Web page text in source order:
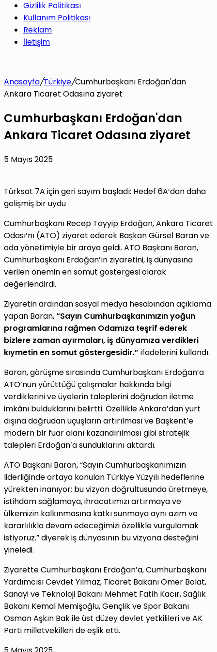
Gizlilik Politikası
Kullanım Politikası
Reklam
İletişim
Anasayfa/Türkiye/Cumhurbaşkanı Erdoğan'dan
Ankara Ticaret Odasına ziyaret
Cumhurbaşkanı Erdoğan'dan
Ankara Ticaret Odasına ziyaret
5 Mayıs 2025
Türksat 7A için geri sayım başladı: Hedef 6A’dan daha
gelişmiş bir uydu
Cumhurbaşkanı Recep Tayyip Erdoğan, Ankara Ticaret
Odası’nı (ATO) ziyaret ederek Başkan Gürsel Baran ve
oda yönetimiyle bir araya geldi. ATO Başkanı Baran,
Cumhurbaşkanı Erdoğan’ın ziyaretini, iş dünyasına
verilen önemin en somut göstergesi olarak
değerlendirdi.
Ziyaretin ardından sosyal medya hesabından açıklama
yapan Baran,“Sayın Cumhurbaşkanımızın yoğun
programlarına rağmen Odamıza teşrif ederek
bizlere zaman ayırmaları, iş dünyamıza verdikleri
kıymetin en somut göstergesidir.” ifadelerini kullandı.
Baran, görüşme sırasında Cumhurbaşkanı Erdoğan’a
ATO’nun yürüttüğü çalışmalar hakkında bilgi
verdiklerini ve üyelerin taleplerini doğrudan iletme
imkânı bulduklarını belirtti. Özellikle Ankara’dan yurt
dışına doğrudan uçuşların artırılması ve Başkent’e
modern bir fuar alanı kazandırılması gibi stratejik
talepleri Erdoğan’a sunduklarını aktardı.
ATO Başkanı Baran, “Sayın Cumhurbaşkanımızın
liderliğinde ortaya konulan Türkiye Yüzyılı hedeflerine
yürekten inanıyor; bu vizyon doğrultusunda üretmeye,
istihdam sağlamaya, ihracatımızı artırmaya ve
ülkemizin kalkınmasına katkı sunmaya aynı azim ve
kararlılıkla devam edeceğimizi özellikle vurgulamak
istiyoruz.” diyerek iş dünyasının bu vizyona desteğini
yineledi.
Ziyarette Cumhurbaşkanı Erdoğan’a, Cumhurbaşkanı
Yardımcısı Cevdet Yılmaz, Ticaret Bakanı Ömer Bolat,
Sanayi ve Teknoloji Bakanı Mehmet Fatih Kacır, Sağlık
Bakanı Kemal Memişoğlu, Gençlik ve Spor Bakanı
Osman Aşkın Bak ile üst düzey devlet yetkilileri ve AK
Parti milletvekilleri de eşlik etti.